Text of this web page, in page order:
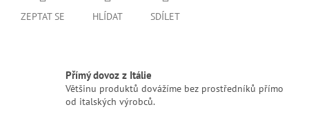
ZEPTAT SE HLÍDAT SDÍLET
Přímý dovoz z Itálie
Většinu produktů dovážíme bez prostředníků přímo
od italských výrobců.